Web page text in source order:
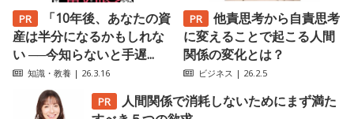
「10年後、あなたの資
産は半分になるかもしれな
い ──今知らないと手遅...
知識・教養 | 26.3.16
他責思考から自責思考
に変えることで起こる人間
関係の変化とは？
ビジネス | 26.2.5
人間関係で消耗しないためにまず満た